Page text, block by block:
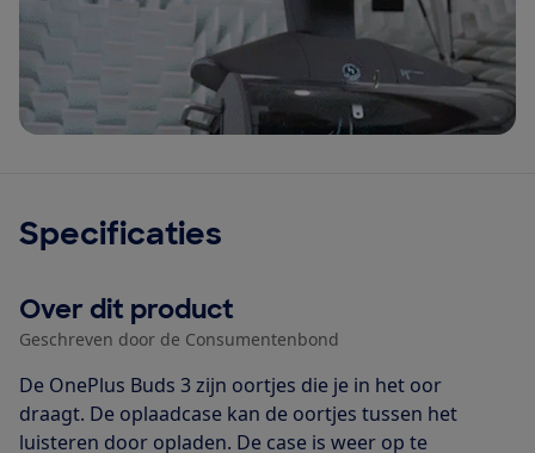
Specificaties
Over dit product
Geschreven door de Consumentenbond
De OnePlus Buds 3 zijn oortjes die je in het oor
draagt. De oplaadcase kan de oortjes tussen het
luisteren door opladen. De case is weer op te